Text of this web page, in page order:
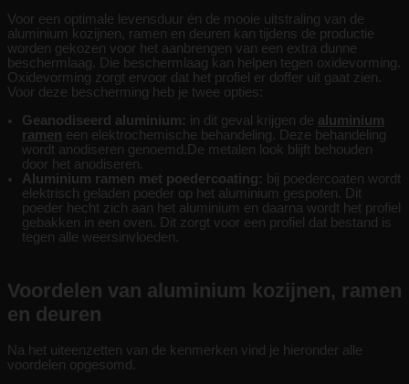
Voor een optimale levensduur én de mooie uitstraling van de
aluminium kozijnen, ramen en deuren kan tijdens de productie
worden gekozen voor het aanbrengen van een extra dunne
beschermlaag. Die beschermlaag kan helpen tegen oxidevorming.
Oxidevorming zorgt ervoor dat het profiel er doffer uit gaat zien.
Voor deze bescherming heb je twee opties:
Geanodiseerd aluminium: in dit geval krijgen de aluminium
ramen een elektrochemische behandeling. Deze behandeling
wordt anodiseren genoemd.De metalen look blijft behouden
door het anodiseren.
Aluminium ramen met poedercoating:
bij poedercoaten wordt
elektrisch geladen poeder op het aluminium gespoten. Dit
poeder hecht zich aan het aluminium en daarna wordt het profiel
gebakken in een oven. Dit zorgt voor een profiel dat bestand is
tegen alle weersinvloeden.
Voordelen van aluminium kozijnen, ramen
en deuren
Na het uiteenzetten van de kenmerken vind je hieronder alle
voordelen opgesomd.